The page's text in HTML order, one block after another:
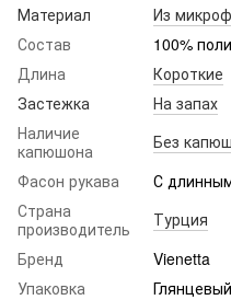
Материал
Из
Состав
100%
Длина
Короткие
Застежка
На запах
Наличие
капюшона
Без
Фасон рукава
С
Страна
производитель
Турция
Бренд
Vienetta
Упаковка